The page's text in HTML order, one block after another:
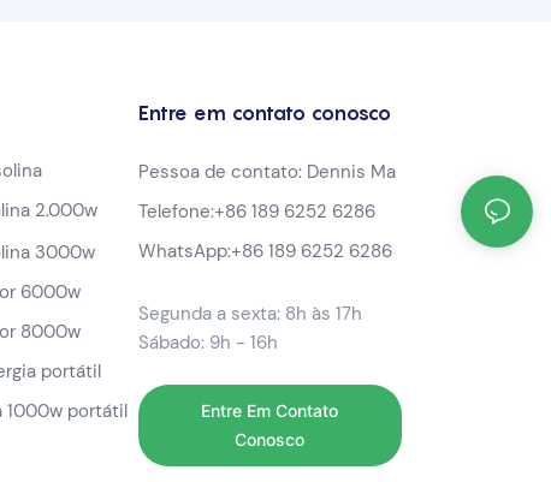
2.000w
3000w
6000w
8000w
portátil
portátil
Entre em contato conosco
Pessoa de contato: Dennis Ma
Telefone:+86 189 6252 6286
WhatsApp:+86 189 6252 6286
Segunda a sexta: 8h às 17h
Sábado: 9h - 16h
Entre Em Contato
Conosco